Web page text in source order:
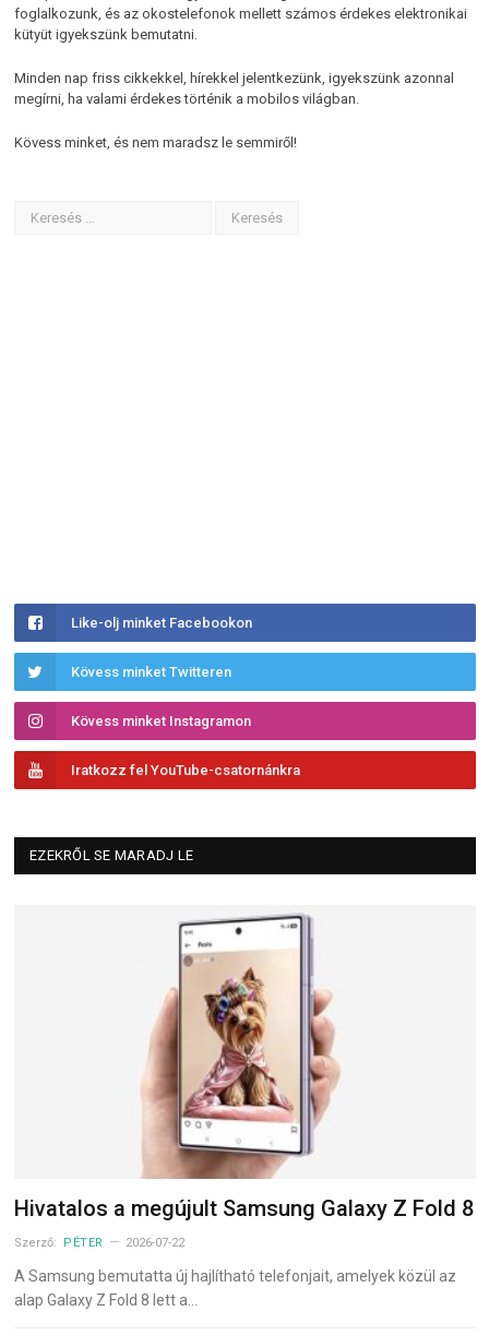
foglalkozunk, és az okostelefonok mellett számos érdekes elektronikai
kütyüt igyekszünk bemutatni.
Minden nap friss cikkekkel, hírekkel jelentkezünk, igyekszünk azonnal
megírni, ha valami érdekes történik a mobilos világban.
Kövess minket, és nem maradsz le semmiről!
Like-olj minket Facebookon
Kövess minket Twitteren
Kövess minket Instagramon
Iratkozz fel YouTube-csatornánkra
EZEKRŐL SE MARADJ LE
Hivatalos a megújult Samsung Galaxy Z Fold 8
Szerző: PÉTER 2026-07-22
A Samsung bemutatta új hajlítható telefonjait, amelyek közül az
alap Galaxy Z Fold 8 lett a…